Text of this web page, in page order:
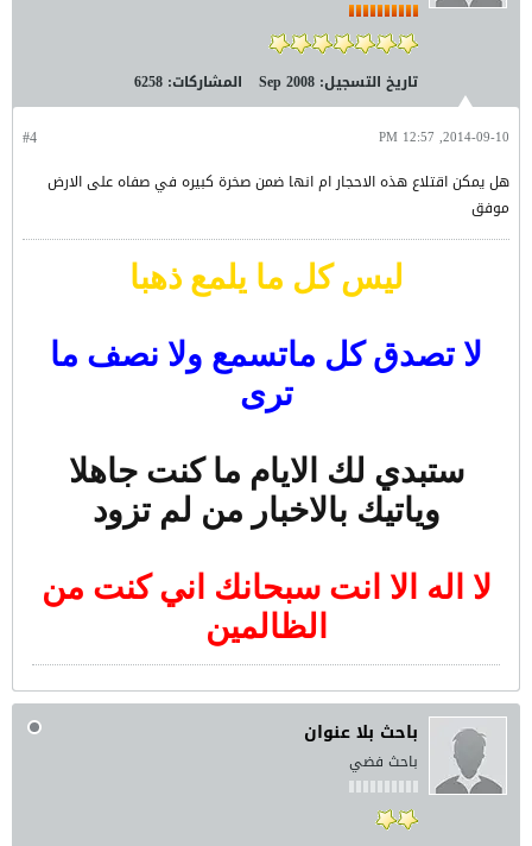
تاريخ التسجيل: Sep 2008 المشاركات: 6258
#4 2014-09-10, 12:57 PM
هل يمكن اقتلاع هذه الاحجار ام انها ضمن صخرة كبيره في صفاه على الارض
موفق
ليس كل ما يلمع ذهبا
لا تصدق كل ماتسمع ولا نصف ما
ترى
ستبدي لك الايام ما كنت جاهلا
وياتيك بالاخبار من لم تزود
لا اله الا انت سبحانك اني كنت من
الظالمين
باحث بلا عنوان
باحث فضي